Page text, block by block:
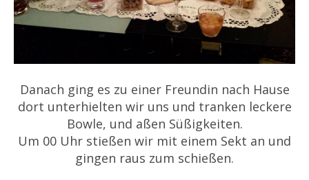
Danach ging es zu einer Freundin nach Hause
dort unterhielten wir uns und tranken leckere
Bowle, und aßen Süßigkeiten.
Um 00 Uhr stießen wir mit einem Sekt an und
gingen raus zum schießen.